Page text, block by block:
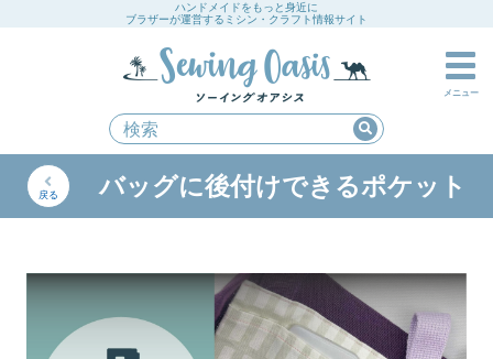
ハンドメイドをもっと身近に
ブラザーが運営するミシン・クラフト情報サイト
メニュー
戻る バッグに後付けできるポケット